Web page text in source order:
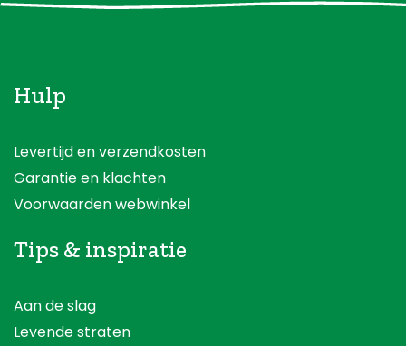
Hulp
Levertijd en verzendkosten
Garantie en klachten
Voorwaarden webwinkel
Tips & inspiratie
Aan de slag
Levende straten